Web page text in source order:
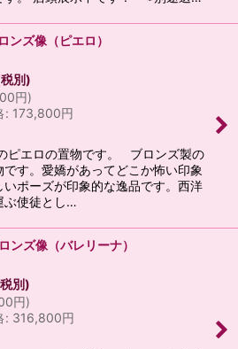
ンズ像（ピエロ）
別)
円)
: 173,800円
ピエロの置物です。 ブロンズ製の
です。愛嬌があってどこか怖い印象
いポーズが印象的な逸品です。西洋
ぶ使徒とし…
ンズ像（バレリーナ）
別)
円)
: 316,800円